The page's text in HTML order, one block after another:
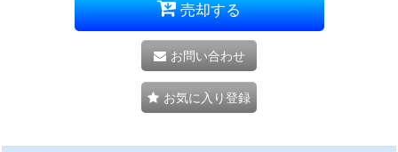
売却する
お問い合わせ
お気に入り登録